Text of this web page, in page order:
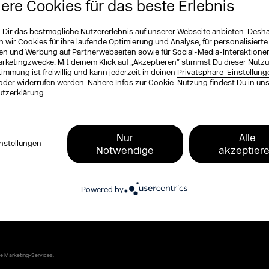
Cookies für das beste Erlebnis
Dir das bestmögliche Nutzererlebnis auf unserer Webseite anbieten.
wir Cookies für ihre laufende Optimierung und Analyse, für personalisierte
und Werbung auf Partnerwebseiten sowie für Social-Media-
Mit deinem Klick auf „Akzeptieren“ stimmst Du dieser
ist freiwillig und kann jederzeit in deinen Privatsphäre-
widerrufen werden. Nähere Infos zur Cookie-Nutzung findest Du in
…
Nur
Notwendige
Alle
Powered by
*
Programm, zu Tickets und exklusive
dem DMEXCO Podcast. Kompakt,
Plattform-News und Branchen-
Marketing-Services.